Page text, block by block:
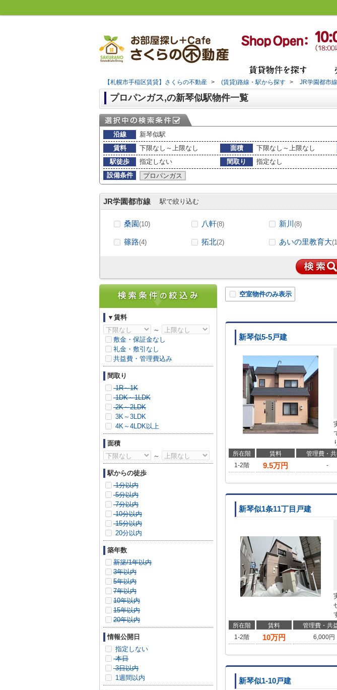
【札幌市手稲区賃貸】さくらの不動産 > (賃貸)路線・駅から探す > JR学園都市線
プロパンガス,の新琴似駅物件一覧
沿線
新琴似駅
賃料
下限なし～上限なし 面積 下限なし～上限なし
駅徒歩
指定しない 間取り
指定なし
設備条件
プロパンガス
JR学園都市線 駅で絞り込む
桑園(10) 八軒(8) 新川 (8)
篠路(4) 拓北(2) あいの里教育大
空室物件のみ表示
新琴似5-5戸建
所在階 賃料 管理費・
1-2階
9.5万円 -
新琴似1条11丁目戸建
所在階 賃料 管理費・共
1-2階
10万円 6,000円
新琴似1-10戸建
▼賃料
～
敷金・保証金なし
礼金・敷引なし
共益費・管理費込み
間取り
1R～1K
1DK～1LDK
2K～2LDK
3K～3LDK
4K～4LDK以上
面積
～
駅からの徒歩
1分以内
5分以内
7分以内
10分以内
15分以内
20分以内
築年数
新築/1年以内
3年以内
5年以内
7年以内
10年以内
15年以内
20年以内
情報公開日
指定しない
本日
3日以内
1週間以内